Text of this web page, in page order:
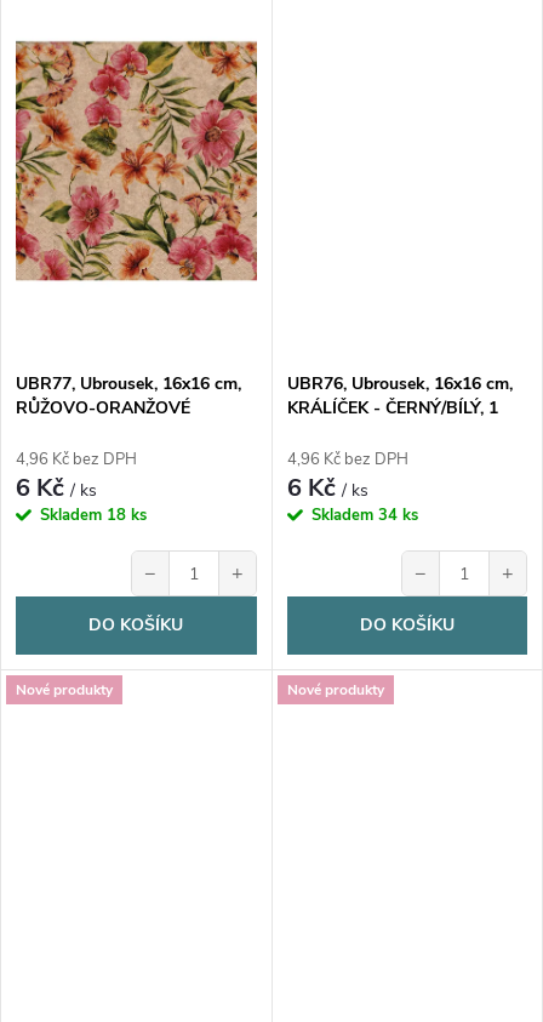
UBR77, Ubrousek, 16x16 cm,
RŮŽOVO-ORANŽOVÉ
4,96 Kč bez DPH
6 Kč/ ks
Skladem 18 ks
− +
DO KOŠÍKU
UBR76, Ubrousek, 16x16 cm,
KRÁLÍČEK - ČERNÝ/BÍLÝ, 1
4,96 Kč bez DPH
6 Kč/ ks
Skladem 34 ks
− +
DO KOŠÍKU
Nové produkty Nové produkty